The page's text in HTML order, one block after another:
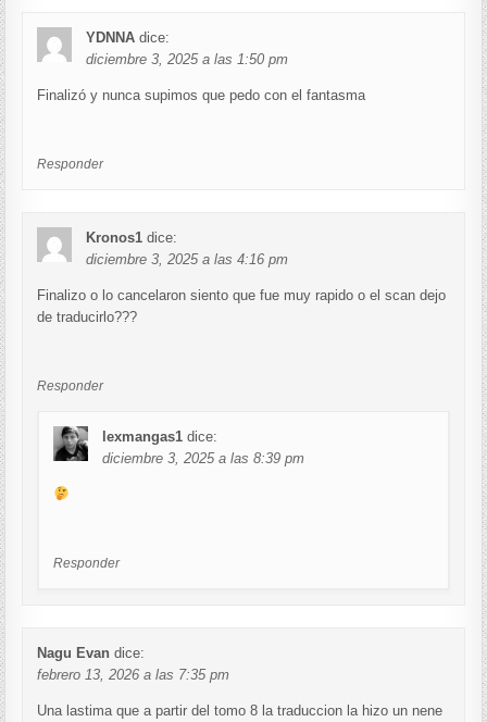
YDNNA dice:
diciembre 3, 2025 a las 1:50 pm
Finalizó y nunca supimos que pedo con el fantasma
Responder
Kronos1 dice:
diciembre 3, 2025 a las 4:16 pm
Finalizo o lo cancelaron siento que fue muy rapido o el scan dejo
de traducirlo???
Responder
lexmangas1 dice:
diciembre 3, 2025 a las 8:39 pm
Responder
Nagu Evan dice:
febrero 13, 2026 a las 7:35 pm
Una lastima que a partir del tomo 8 la traduccion la hizo un nene